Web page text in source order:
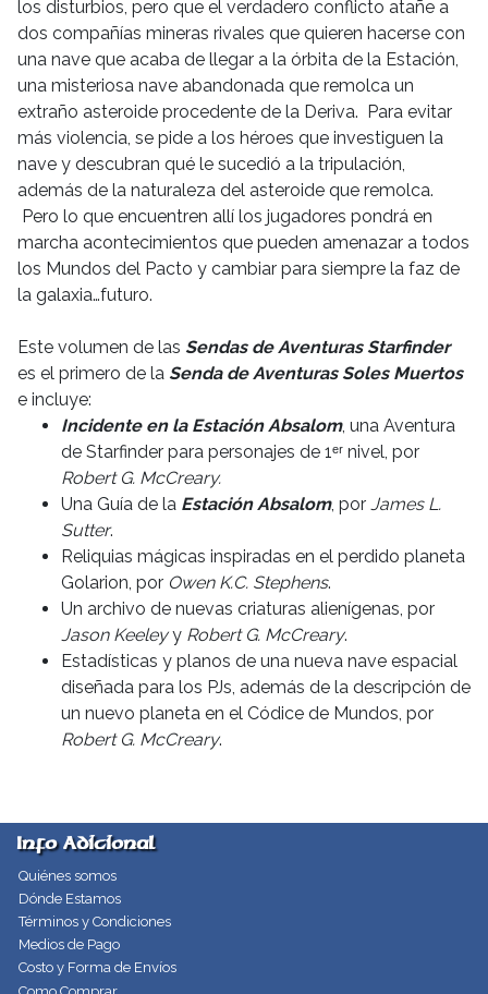
los disturbios, pero que el verdadero conflicto atañe a
dos compañías mineras rivales que quieren hacerse con
una nave que acaba de llegar a la órbita de la Estación,
una misteriosa nave abandonada que remolca un
extraño asteroide procedente de la Deriva. Para evitar
más violencia, se pide a los héroes que investiguen la
nave y descubran qué le sucedió a la tripulación,
además de la naturaleza del asteroide que remolca.
Pero lo que encuentren allí los jugadores pondrá en
marcha acontecimientos que pueden amenazar a todos
los Mundos del Pacto y cambiar para siempre la faz de
la galaxia…futuro.
Este volumen de las Sendas de Aventuras Starfinder
es el primero de la Senda de Aventuras Soles Muertos
e incluye:
Incidente en la Estación Absalom, una Aventura
de Starfinder para personajes de 1ᵉʳ nivel, por
Robert G. McCreary.
Una Guía de la Estación Absalom, por James L.
Sutter.
Reliquias mágicas inspiradas en el perdido planeta
Golarion, por Owen K.C. Stephens.
Un archivo de nuevas criaturas alienígenas, por
Jason Keeleyy Robert G. McCreary.
Estadísticas y planos de una nueva nave espacial
diseñada para los PJs, además de la descripción de
un nuevo planeta en el Códice de Mundos, por
Robert G. McCreary.
Info Adicional
Quiénes somos
Dónde Estamos
Términos y Condiciones
Medios de Pago
Costo y Forma de Envíos